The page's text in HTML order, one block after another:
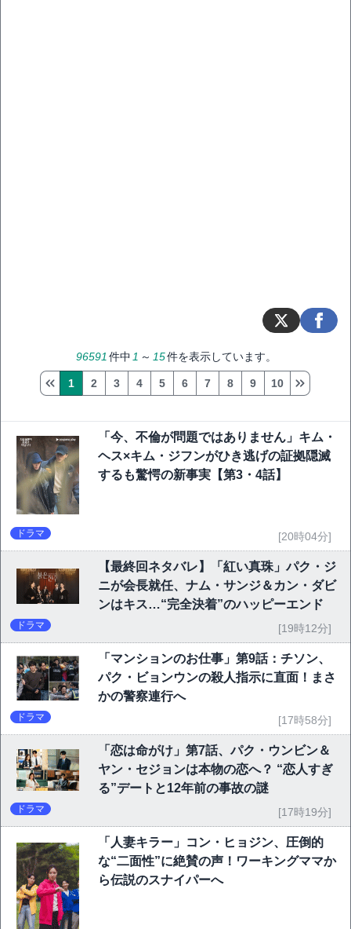
96591 件中 1 ～ 15件を表示しています。
1 2 3 4 5 6 7 8 9 10
「今、不倫が問題ではありません」キム・
ヘス×キム・ジフンがひき逃げの証拠隠滅
するも驚愕の新事実【第3・4話】
ドラマ [20時04分]
【最終回ネタバレ】「紅い真珠」パク・ジ
ニが会長就任、ナム・サンジ＆カン・ダビ
ンはキス…“完全決着”のハッピーエンド
ドラマ [19時12分]
「マンションのお仕事」第9話：チソン、
パク・ビョンウンの殺人指示に直面！まさ
かの警察連行へ
ドラマ [17時58分]
「恋は命がけ」第7話、パク・ウンビン＆
ヤン・セジョンは本物の恋へ？ “恋人すぎ
る”デートと12年前の事故の謎
ドラマ [17時19分]
「人妻キラー」コン・ヒョジン、圧倒的
な“二面性”に絶賛の声！ワーキングママか
ら伝説のスナイパーへ